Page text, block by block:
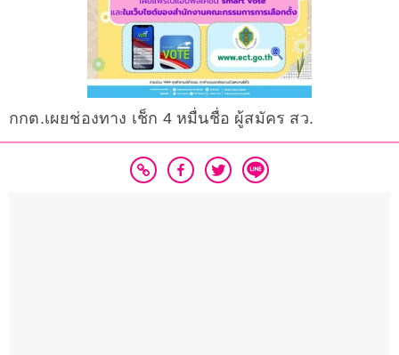
กกต.เผยช่องทาง เช็ก 4 หมื่นชื่อ ผู้สมัคร สว.